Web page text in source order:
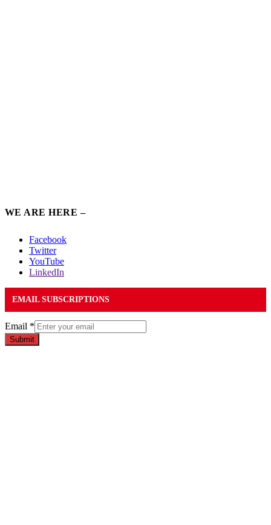
WE ARE HERE –
Facebook
Twitter
YouTube
LinkedIn
EMAIL SUBSCRIPTIONS
Email *
Submit